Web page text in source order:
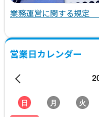
業務運営に関する規定
営業日カレンダー
日 月 火